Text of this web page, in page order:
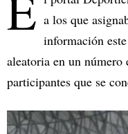
a los que
información
aleatoria en un
participantes que se